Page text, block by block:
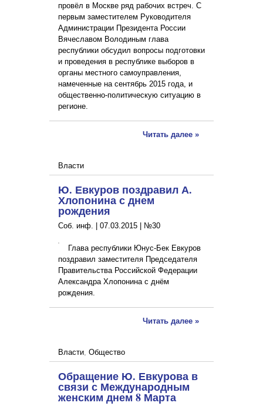
провёл в Москве ряд рабочих встреч. С
первым заместителем Руководителя
Администрации Президента России
Вячеславом Володиным глава
республики обсудил вопросы подготовки
и проведения в республике выборов в
органы местного самоуправления,
намеченные на сентябрь 2015 года, и
общественно-политическую ситуацию в
регионе.
Читать далее »
Власти
Ю. Евкуров поздравил А.
Хлопонина с днем
рождения
Соб. инф. | 07.03.2015 №30
Глава республики Юнус-Бек Евкуров
поздравил заместителя Председателя
Правительства Российской Федерации
Александра Хлопонина с днём
рождения.
Читать далее »
Власти, Общество
Обращение Ю. Евкурова в
связи с Международным
женским днем 8 Марта